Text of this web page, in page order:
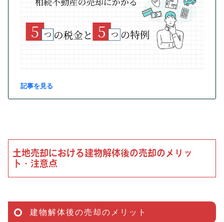
記事を見る
土地売却における建物解体後の売却のメリッ
ト・注意点
建物解体後の売却のメリット